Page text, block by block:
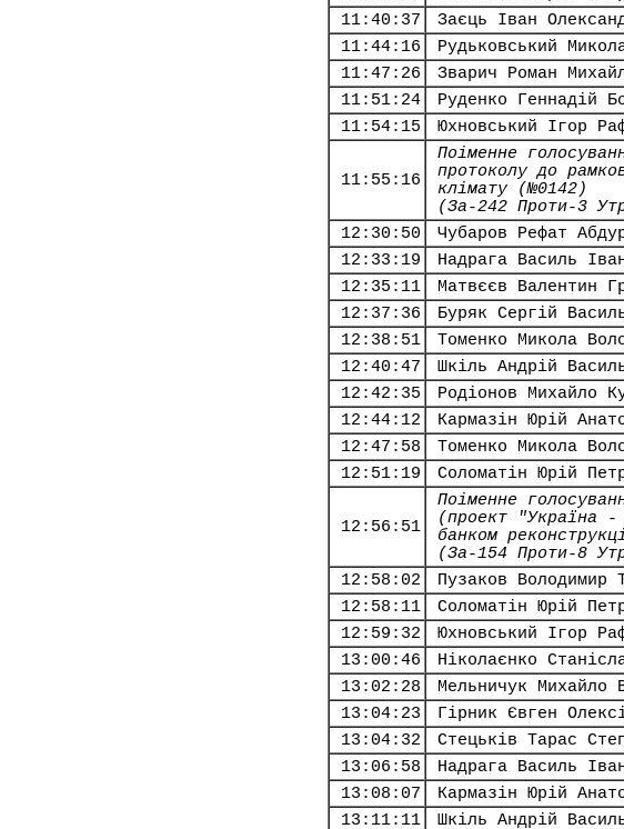
11:40:37
Заєць Іван
11:44:16
Рудьковський
11:47:26
Зварич Роман
11:51:24
Руденко Геннадій
11:54:15
Юхновський Ігор
11:55:16
Поіменне
протоколу до
клімату (№0142)
(За-242 Проти-3
12:30:50
Чубаров Рефат
12:33:19
Надрага Василь
12:35:11
Матвєєв Валентин
12:37:36
Буряк Сергій
12:38:51
Томенко Микола
12:40:47
Шкіль Андрій
12:42:35
Родіонов Михайло
12:44:12
Кармазін Юрій
12:47:58
Томенко Микола
12:51:19
Соломатін Юрій
12:56:51
Поіменне
(проект "Україна -
банком
(За-154 Проти-8
12:58:02
Пузаков Володимир
12:58:11
Соломатін Юрій
12:59:32
Юхновський Ігор
13:00:46
Ніколаєнко
13:02:28
Мельничук Михайло
13:04:23
Гірник Євген
13:04:32
Стецьків Тарас
13:06:58
Надрага Василь
13:08:07
Кармазін Юрій
13:11:11
Шкіль Андрій